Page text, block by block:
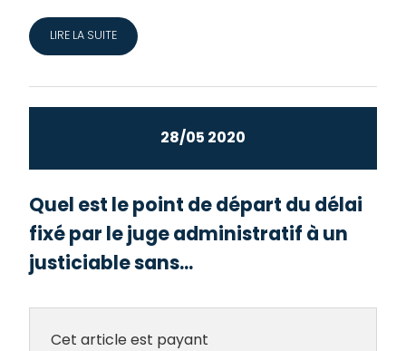
LIRE LA SUITE
28/05 2020
Quel est le point de départ du délai
fixé par le juge administratif à un
justiciable sans...
Cet article est payant